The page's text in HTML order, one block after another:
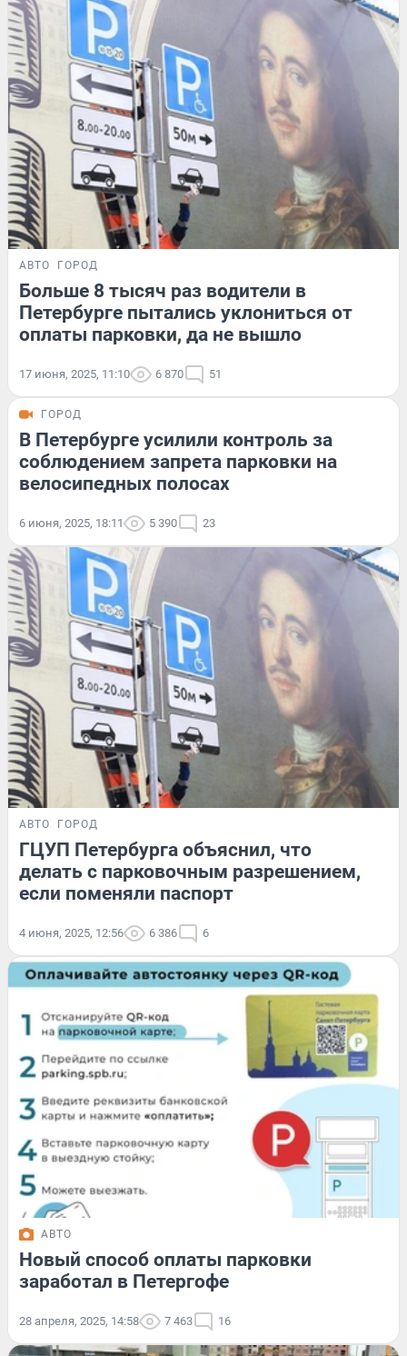
АВТО ГОРОД
Больше 8 тысяч раз водители в
Петербурге пытались уклониться от
оплаты парковки, да не вышло
17 июня, 2025, 11:10 6 870 51
ГОРОД
В Петербурге усилили контроль за
соблюдением запрета парковки на
велосипедных полосах
6 июня, 2025, 18:11 5 390 23
АВТО ГОРОД
ГЦУП Петербурга объяснил, что
делать с парковочным разрешением,
если поменяли паспорт
4 июня, 2025, 12:56 6 386 6
АВТО
Новый способ оплаты парковки
заработал в Петергофе
28 апреля, 2025, 14:58 7 463 16